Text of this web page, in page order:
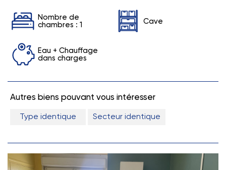
Nombre de
chambres : 1
Cave
Eau + Chauffage
dans charges
Autres biens pouvant vous intéresser
Type identique Secteur identique